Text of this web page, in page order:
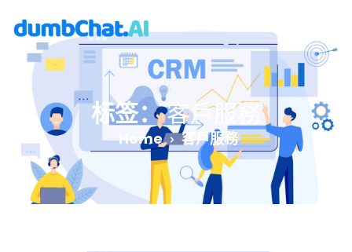
标签：客戶服務
Home 客戶服務